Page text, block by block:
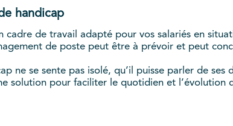
handicap
cadre de travail adapté pour vos salariés en
de poste peut être à prévoir et peut
ne se sente pas isolé, qu’il puisse parler de ses
solution pour faciliter le quotidien et l’évolution